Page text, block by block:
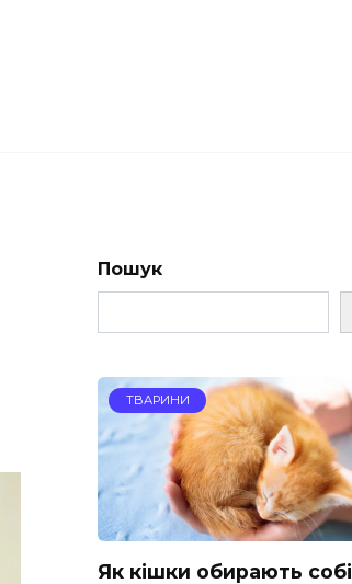
Пошук
ТВАРИНИ
Як кішки обирають собі